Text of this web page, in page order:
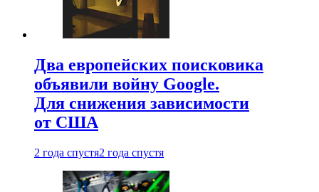
Два европейских поисковика
объявили войну Google.
Для снижения зависимости
от США
2 года спустя2 года спустя